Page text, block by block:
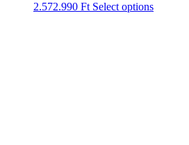
2.572.990 Ft Select options